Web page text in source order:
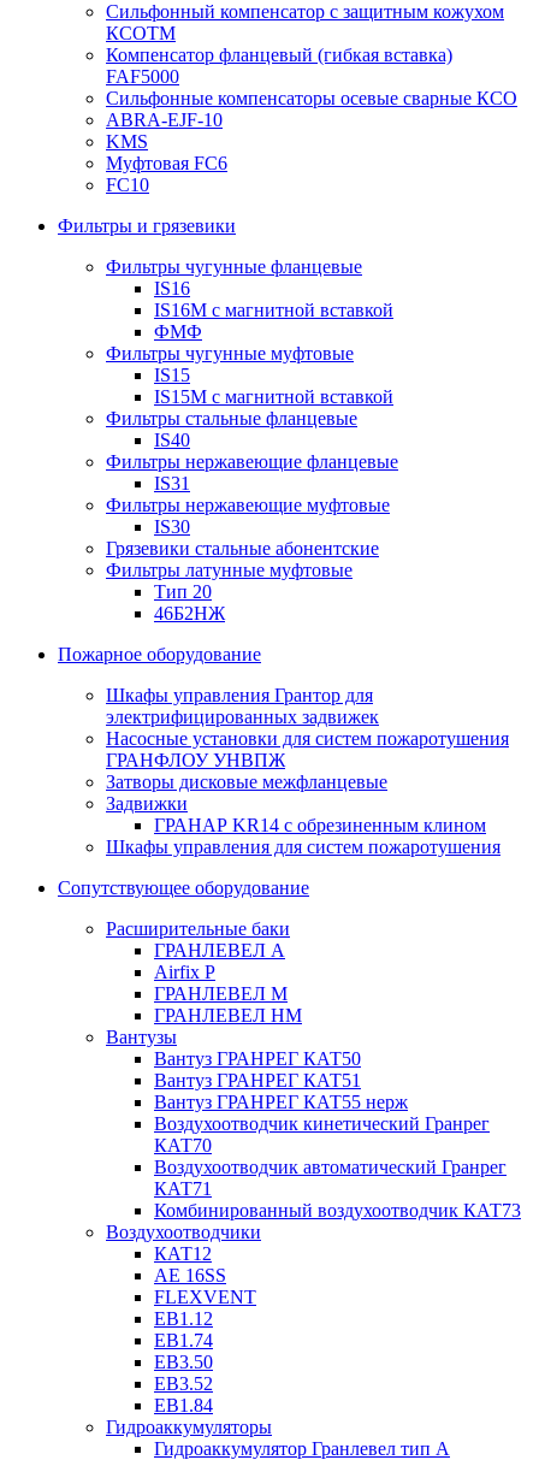
Сильфонный компенсатор с защитным кожухом
КСОТM
Компенсатор фланцевый (гибкая вставка)
FAF5000
Сильфонные компенсаторы осевые сварные КСО
ABRA-EJF-10
KMS
Муфтовая FC6
FC10
Фильтры и грязевики
Фильтры чугунные фланцевые
IS16
IS16M с магнитной вставкой
ФМФ
Фильтры чугунные муфтовые
IS15
IS15M c магнитной вставкой
Фильтры стальные фланцевые
IS40
Фильтры нержавеющие фланцевые
IS31
Фильтры нержавеющие муфтовые
IS30
Грязевики стальные абонентские
Фильтры латунные муфтовые
Тип 20
46Б2НЖ
Пожарное оборудование
Шкафы управления Грантор для
электрифицированных задвижек
Насосные установки для систем пожаротушения
ГРАНФЛОУ УНВПЖ
Затворы дисковые межфланцевые
Задвижки
ГРАНАР KR14 с обрезиненным клином
Шкафы управления для систем пожаротушения
Сопутствующее оборудование
Расширительные баки
ГРАНЛЕВЕЛ А
Airfix P
ГРАНЛЕВЕЛ М
ГРАНЛЕВЕЛ НМ
Вантузы
Вантуз ГРАНРЕГ КАТ50
Вантуз ГРАНРЕГ КАТ51
Вантуз ГРАНРЕГ КАТ55 нерж
Воздухоотводчик кинетический Гранрег
КАТ70
Воздухоотводчик автоматический Гранрег
КАТ71
Комбинированный воздухоотводчик КАТ73
Воздухоотводчики
КАТ12
AE 16SS
FLEXVENT
EB1.12
EB1.74
EB3.50
EB3.52
EB1.84
Гидроаккумуляторы
Гидроаккумулятор Гранлевел тип А